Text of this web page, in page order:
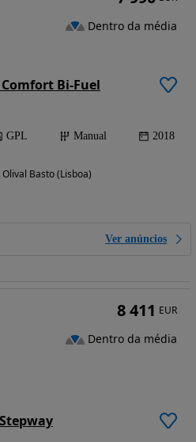
Comfort Bi-Fuel
GPL Manual 2018
Basto (Lisboa)
Ver anúncios
Dentro da média
8 411 EUR
Dentro da média